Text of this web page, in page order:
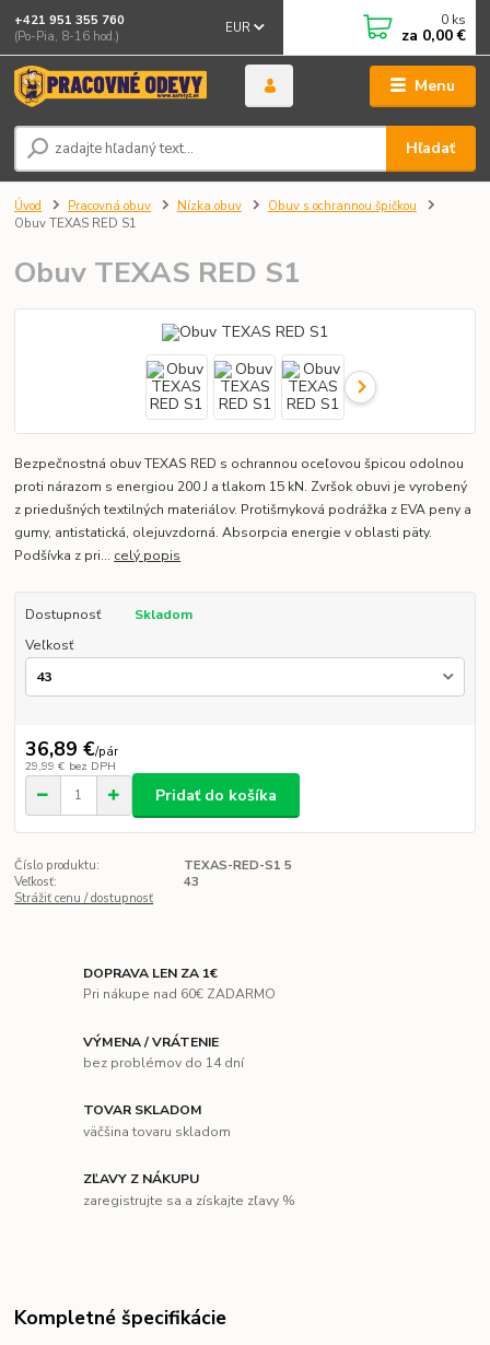
Menu
EUR
Hľadať
+421 951 355 760
(Po-Pia, 8-16 hod.)
0 ks
za 0,00 €
Úvod Pracovná obuv Nízka obuv
Obuv s ochrannou špičkou
Obuv TEXAS RED S1
Obuv TEXAS RED S1
Bezpečnostná obuv TEXAS RED s ochrannou oceľovou špicou odolnou
proti nárazom s energiou 200 J a tlakom 15 kN. Zvršok obuvi je vyrobený
z priedušných textilných materiálov. Protišmyková podrážka z EVA peny a
gumy, antistatická, olejuvzdorná. Absorpcia energie v oblasti päty.
Podšívka z pri... celý popis
Dostupnosť
Skladom
Veľkosť
36,89 €/pár
29,99 € bez DPH
Pridať do košíka
Číslo produktu:
TEXAS-RED-S1 5
Veľkosť:
43
Strážiť cenu / dostupnosť
DOPRAVA LEN ZA 1€
Pri nákupe nad 60€ ZADARMO
VÝMENA / VRÁTENIE
bez problémov do 14 dní
TOVAR SKLADOM
väčšina tovaru skladom
ZĽAVY Z NÁKUPU
zaregistrujte sa a získajte zľavy %
Kompletné špecifikácie